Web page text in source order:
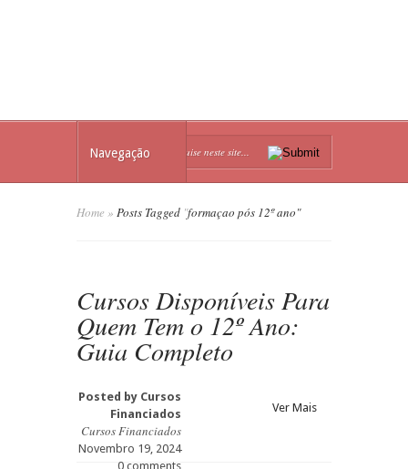
Navegação
Home » Posts Tagged "formaçao pós 12º ano"
Cursos Disponíveis Para
Quem Tem o 12º Ano:
Guia Completo
Posted by Cursos
Financiados
Cursos Financiados
Novembro 19, 2024
0 comments
Ver Mais